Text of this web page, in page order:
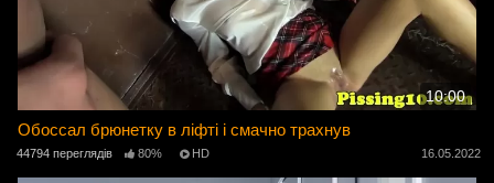
10:00
Обоссал брюнетку в ліфті і смачно трахнув
44794 переглядів 80% HD 16.05.2022